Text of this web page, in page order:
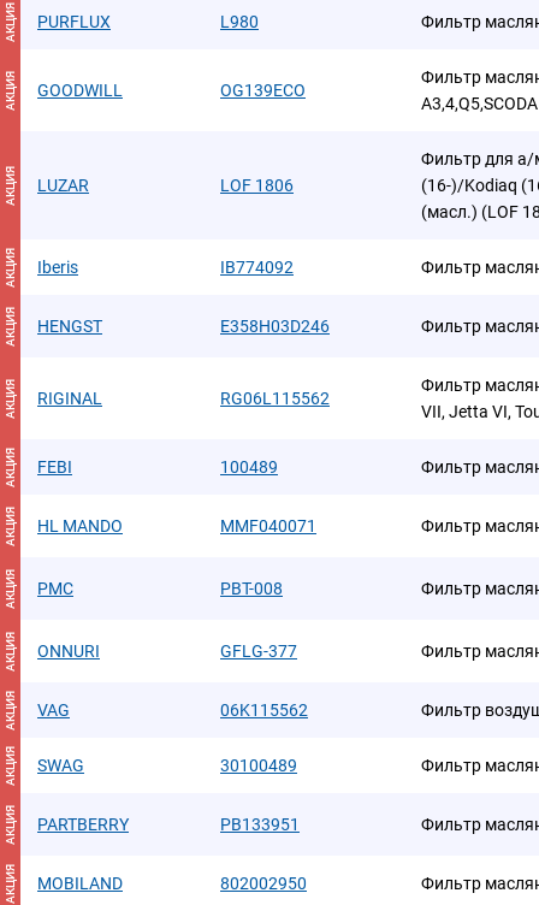
АКЦИЯ PURFLUX L980 Фильтр
АКЦИЯ GOODWILL OG139ECO
Фильтр
АКЦИЯ LUZAR LOF 1806
Фильтр для а/
(16-)/Kodiaq
(масл.) (LOF
АКЦИЯ Iberis IB774092 Фильтр
АКЦИЯ HENGST E358H03D246 Фильтр
АКЦИЯ RIGINAL RG06L115562
Фильтр
VII, Jetta VI,
АКЦИЯ FEBI 100489 Фильтр
АКЦИЯ HL MANDO MMF040071 Фильтр
АКЦИЯ PMC PBT-008 Фильтр
АКЦИЯ ONNURI GFLG-377 Фильтр
АКЦИЯ VAG 06K115562 Фильтp
АКЦИЯ SWAG 30100489 Фильтр
АКЦИЯ PARTBERRY PB133951 Фильтр
АКЦИЯ MOBILAND 802002950 Фильтр